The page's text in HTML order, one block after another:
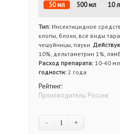
50 мл 500 мл 10 л
Тип: Инсектицидное
клопы, блохи, все виды
чешуйницы, пауки.
10%, дельтаметрин 1%,
Расход препарата: 10-40
годности: 2 года
Рейтинг:
Производитель: Россия
- +